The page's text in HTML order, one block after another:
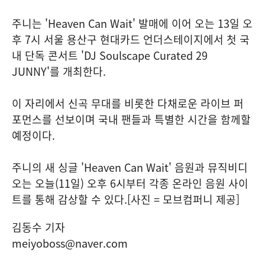
주니는 'Heaven Can Wait' 발매에 이어 오는 13일 오
후 7시 서울 용산구 현대카드 언더스테이지에서 첫 국
내 단독 콘서트 'DJ Soulscape Curated 29
JUNNY'를 개최한다.
이 자리에서 신곡 무대를 비롯한 다채로운 라이브 퍼
포먼스를 선보이며 국내 팬들과 특별한 시간을 함께할
예정이다.
주니의 새 싱글 'Heaven Can Wait' 음원과 뮤직비디
오는 오늘(11일) 오후 6시부터 각종 온라인 음원 사이
트를 통해 감상할 수 있다.[사진 = 모브컴퍼니 제공]
김동수 기자
meiyoboss@naver.com